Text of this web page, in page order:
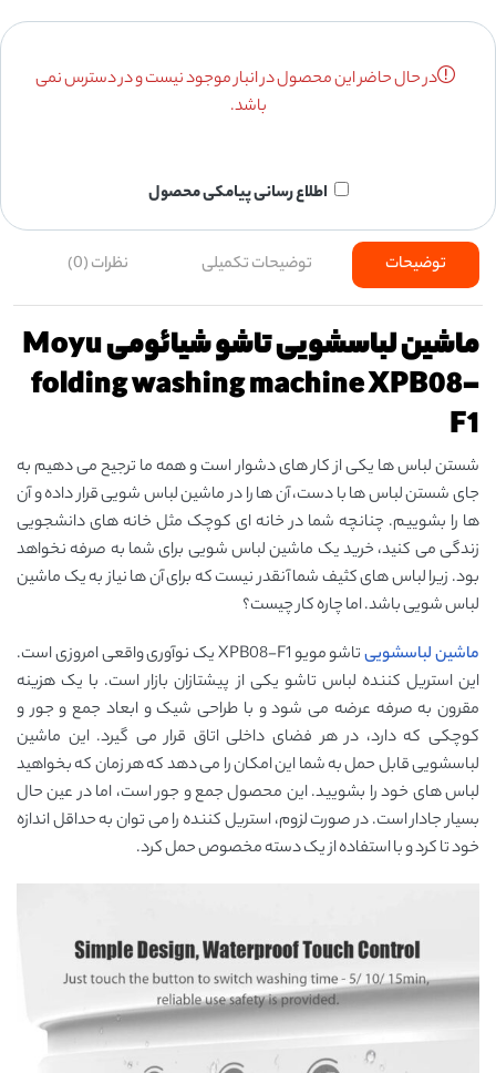
در حال حاضر این محصول در انبار موجود نیست و در دسترس نمی
باشد.
اطلاع رسانی پیامکی محصول
توضیحات توضیحات تکمیلی نظرات (0)
ماشین لباسشویی تاشو شیائومی Moyu
folding washing machine XPB08-
F1
شستن لباس ها یکی از کار های دشوار است و همه ما ترجیح می دهیم به
جای شستن لباس ها با دست، آن ها را در ماشین لباس شویی قرار داده و آن
ها را بشوییم. چنانچه شما در خانه ای کوچک مثل خانه های دانشجویی
زندگی می کنید، خرید یک ماشین لباس شویی برای شما به صرفه نخواهد
بود. زیرا لباس های کثیف شما آنقدر نیست که برای آن ها نیاز به یک ماشین
لباس شویی باشد. اما چاره کار چیست؟
ماشین لباسشویی
تاشو مویو XPB08-F1 یک نوآوری واقعی امروزی است.
این استریل کننده لباس تاشو یکی از پیشتازان بازار است. با یک هزینه
مقرون به صرفه عرضه می شود و با طراحی شیک و ابعاد جمع و جور و
کوچکی که دارد، در هر فضای داخلی اتاق قرار می گیرد. این ماشین
لباسشویی قابل حمل به شما این امکان را می دهد که هر زمان که بخواهید
لباس های خود را بشویید. این محصول جمع و جور است، اما در عین حال
بسیار جادار است. در صورت لزوم، استریل کننده را می توان به حداقل اندازه
خود تا کرد و با استفاده از یک دسته مخصوص حمل کرد.